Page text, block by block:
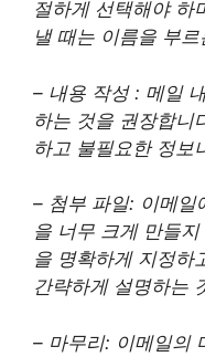
절하게 선택해야 하
낼 때는 이름을 부
– 내용 작성 : 메일
하는 것을 권장합니
하고 불필요한 정보
– 첨부 파일: 이메일
을 너무 크게 만들
을 명확하게 지정하
간략하게 설명하는
– 마무리: 이메일의